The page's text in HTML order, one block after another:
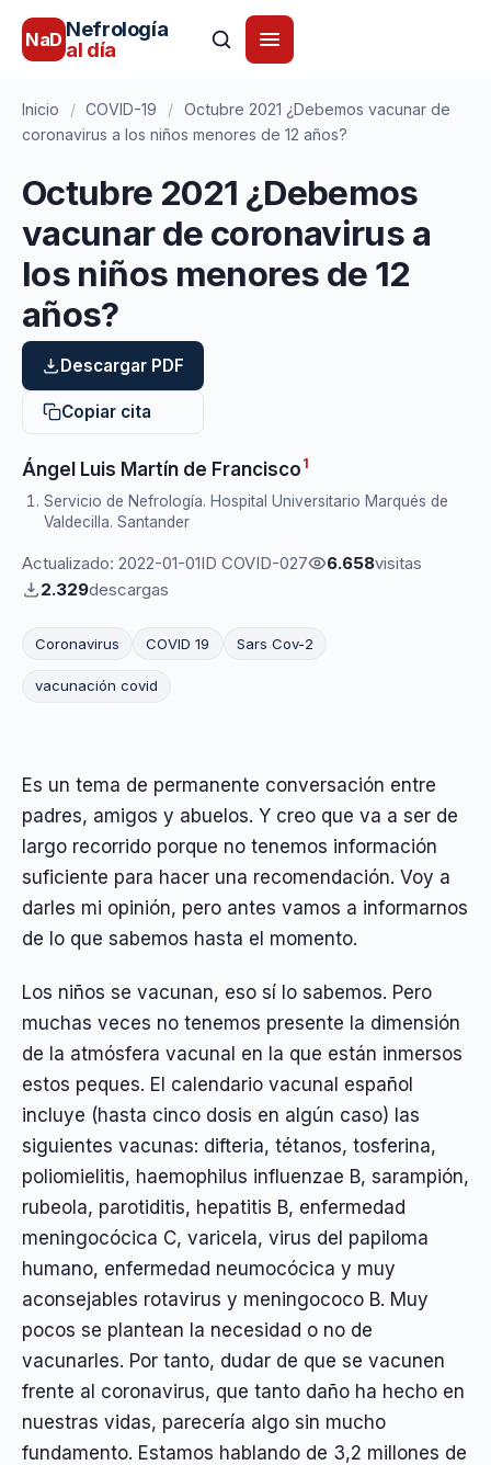
NaD Nefrología
al día
Inicio / COVID-19 / Octubre 2021 ¿Debemos vacunar de
coronavirus a los niños menores de 12 años?
Octubre 2021 ¿Debemos
vacunar de coronavirus a
los niños menores de 12
años?
Descargar PDF
Copiar cita
Ángel Luis Martín de Francisco 1
Servicio de Nefrología. Hospital Universitario Marqués de
Valdecilla. Santander
Actualizado: 2022-01-01ID COVID-027 6.658visitas
2.329descargas
Coronavirus COVID 19 Sars Cov-2
vacunación covid
Es un tema de permanente conversación entre
padres, amigos y abuelos. Y creo que va a ser de
largo recorrido porque no tenemos información
suficiente para hacer una recomendación. Voy a
darles mi opinión, pero antes vamos a informarnos
de lo que sabemos hasta el momento.
Los niños se vacunan, eso sí lo sabemos. Pero
muchas veces no tenemos presente la dimensión
de la atmósfera vacunal en la que están inmersos
estos peques. El calendario vacunal español
incluye (hasta cinco dosis en algún caso) las
siguientes vacunas: difteria, tétanos, tosferina,
poliomielitis, haemophilus influenzae B, sarampión,
rubeola, parotiditis, hepatitis B, enfermedad
meningocócica C, varicela, virus del papiloma
humano, enfermedad neumocócica y muy
aconsejables rotavirus y meningococo B. Muy
pocos se plantean la necesidad o no de
vacunarles. Por tanto, dudar de que se vacunen
frente al coronavirus, que tanto daño ha hecho en
nuestras vidas, parecería algo sin mucho
fundamento. Estamos hablando de 3,2 millones de